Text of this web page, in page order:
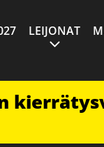
LEIJONAT